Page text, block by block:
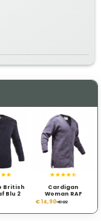
British
Blu 2
Cardigan
Woman RAF
€ 14,90€ 22